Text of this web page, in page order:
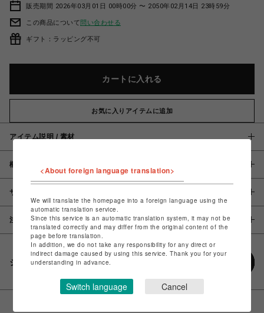
販売期間 2026年03月01日 00時00分 〜 2050年02月14日 23時59分
この商品について問い合わせる
ギフト：ラッピング不可
カートに入れる
お気に入りアイテムに追加
アイテム説明 / 素材
概要
サイズ
注意事項
シェアする
<About foreign language translation>
We will translate the homepage into a foreign language using the
automatic translation service.
Since this service is an automatic translation system, it may not be
translated correctly and may differ from the original content of the
page before translation.
In addition, we do not take any responsibility for any direct or
indirect damage caused by using this service. Thank you for your
understanding in advance.
Switch language Cancel